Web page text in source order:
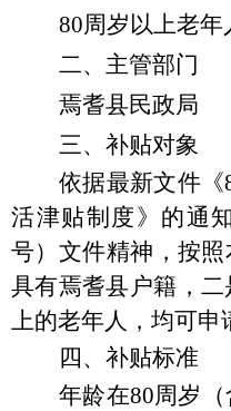
80周岁以上老
二、主管部门
焉耆县民政局
三、补贴对象
依据最新文件《
活津贴制度》的通
号）文件精神，按
具有焉耆县户籍，二
上的老年人，均可申
四、补贴标准
年龄在80周岁